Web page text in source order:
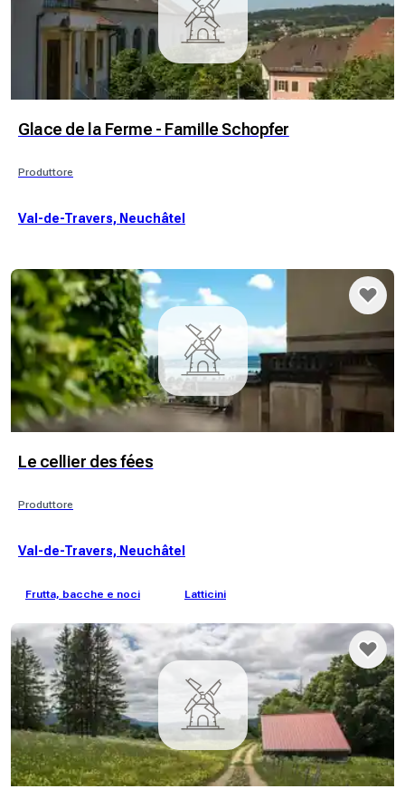
Glace de la Ferme - Famille Schopfer
Produttore
Val-de-Travers, Neuchâtel
Le cellier des fées
Produttore
Val-de-Travers, Neuchâtel
Frutta, bacche e noci Latticini